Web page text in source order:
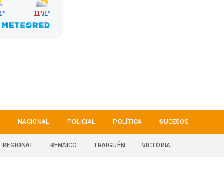
NACIONAL POLICIAL POLÍTICA SUCESOS
REGIONAL RENAICO TRAIGUÉN VICTORIA